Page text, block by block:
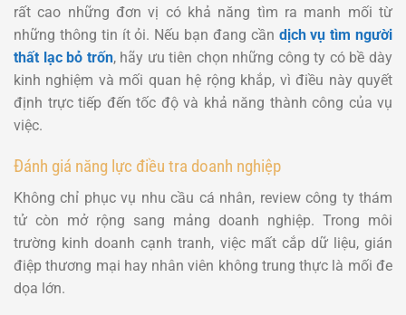
rất cao những đơn vị có khả năng tìm ra manh mối từ
những thông tin ít ỏi. Nếu bạn đang cần dịch vụ tìm người
thất lạc bỏ trốn, hãy ưu tiên chọn những công ty có bề dày
kinh nghiệm và mối quan hệ rộng khắp, vì điều này quyết
định trực tiếp đến tốc độ và khả năng thành công của vụ
việc.
Đánh giá năng lực điều tra doanh nghiệp
Không chỉ phục vụ nhu cầu cá nhân, review công ty thám
tử còn mở rộng sang mảng doanh nghiệp. Trong môi
trường kinh doanh cạnh tranh, việc mất cắp dữ liệu, gián
điệp thương mại hay nhân viên không trung thực là mối đe
dọa lớn.